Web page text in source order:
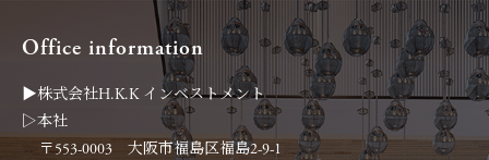
Office information
▶︎株式会社H.K.K インベストメント
▷本社
〒553-0003 大阪市福島区福島2-9-1